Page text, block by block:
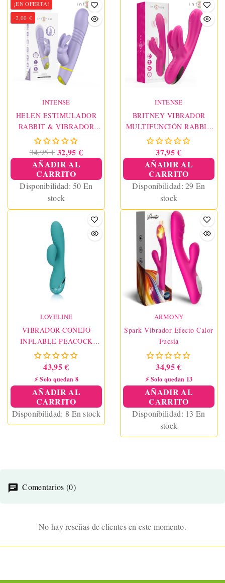
¡EN OFERTA!
-2,00 €
INTENSE
HELEN ESTIMULADOR
RABBIT & VIBRADOR
THRUSTING
34,95 € 32,95 €
AÑADIR AL
CARRITO
Disponibilidad:50 En
stock
INTENSE
BRITNEY VIBRADOR
MULTIFUNCIÓN RABBIT
23 CM ROSA
37,95 €
AÑADIR AL
CARRITO
Disponibilidad:29 En
stock
LOVELINE
VIBRADOR CONEJO
INFLABLE PEACOCK
BLUE LOVELINE
43,95 €
⚡ Solo quedan 8
AÑADIR AL
CARRITO
Disponibilidad: 8 En stock
ARMONY
Spark Vibrador Efecto Calor
Fucsia
34,95 €
⚡ Solo quedan 13
AÑADIR AL
CARRITO
Disponibilidad: 13 En
stock
Comentarios (0)
No hay reseñas de clientes en este momento.